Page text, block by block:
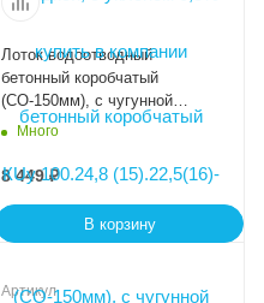
Лоток водоотводный
бетонный коробчатый
(СО-150мм), с чугунной
насадкой, с уклоном
(15).21,5(15)-BGZ-S, № -6
Много
8 449₽
В корзину
Артикул